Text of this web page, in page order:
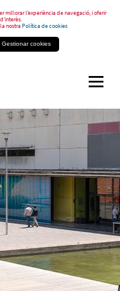
millorar l’experiència de navegació, i oferir
nostraPolítica de cookies
Gestionar cookies